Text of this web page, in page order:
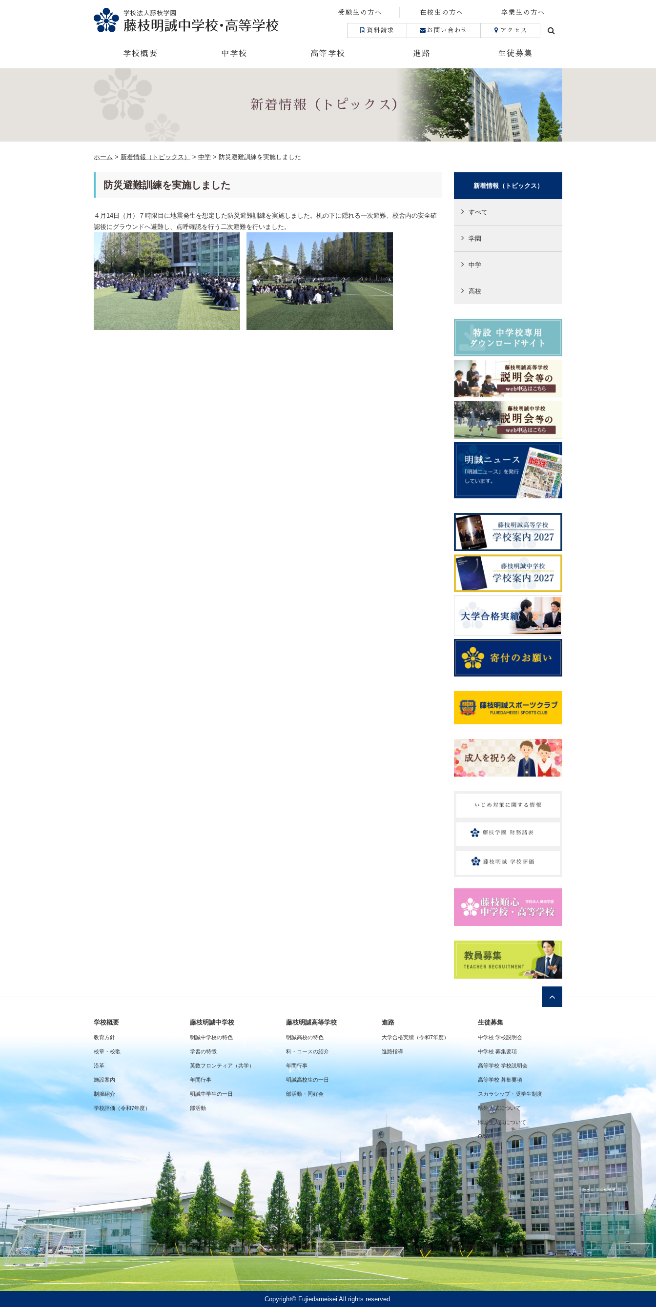
学校概要 中学校 高等学校 進路 生徒募集
受験生の方へ 在校生の方へ 卒業生の方へ
資料請求 お問い合わせ アクセス
新着情報（トピックス）
ホーム > 新着情報（トピックス） > 中学 > 防災避難訓練を実施しました
防災避難訓練を実施しました
４月14日（月）７時限目に地震発生を想定した防災避難訓練を実施しました。机の下に隠れる一次避難、校舎内の安全確
認後にグラウンドへ避難し、点呼確認を行う二次避難を行いました。
新着情報（トピックス）
すべて
学園
中学
高校
学校概要
教育方針
校章・校歌
沿革
施設案内
制服紹介
学校評価（令和7年度）
藤枝明誠中学校
明誠中学校の特色
学習の特徴
英数フロンティア（共学）
年間行事
明誠中学生の一日
部活動
藤枝明誠高等学校
明誠高校の特色
科・コースの紹介
年間行事
明誠高校生の一日
部活動・同好会
進路
大学合格実績（令和7年度）
進路指導
生徒募集
中学校 学校説明会
中学校 募集要項
高等学校 学校説明会
高等学校 募集要項
スカラシップ・奨学生制度
県外入試について
帰国生入試について
Q&A
Copyright© Fujiedameisei All rights reserved.